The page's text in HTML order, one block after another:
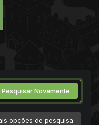
Pesquisar Novamente
opções de pesquisa